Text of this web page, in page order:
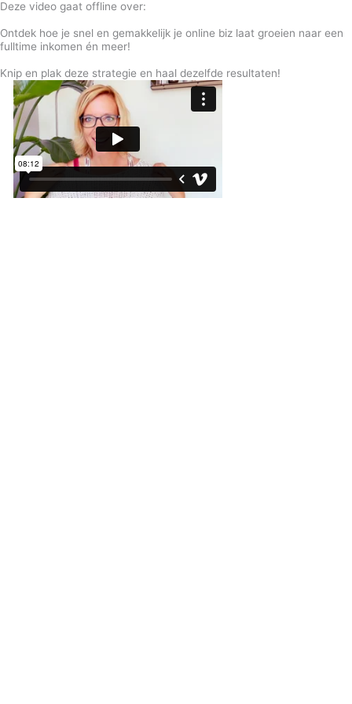
Deze video gaat offline over:
Ontdek hoe je snel en gemakkelijk je online biz laat groeien naar een
fulltime inkomen én meer!
Knip en plak deze strategie en haal dezelfde resultaten!